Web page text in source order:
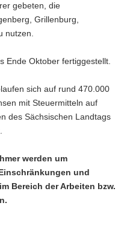
gebeten, die
Grillenburg,
nutzen.
Ende Oktober fertiggestellt.
sich auf rund 470.000
mit Steuermitteln auf
des Sächsischen Landtags
werden um
und
Bereich der Arbeiten bzw.